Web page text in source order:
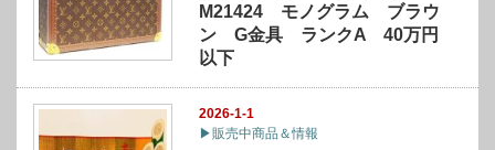
M21424 モノグラム ブラウ
ン G金具 ランクA 40万円
以下
2026-1-1
▶販売中商品＆情報